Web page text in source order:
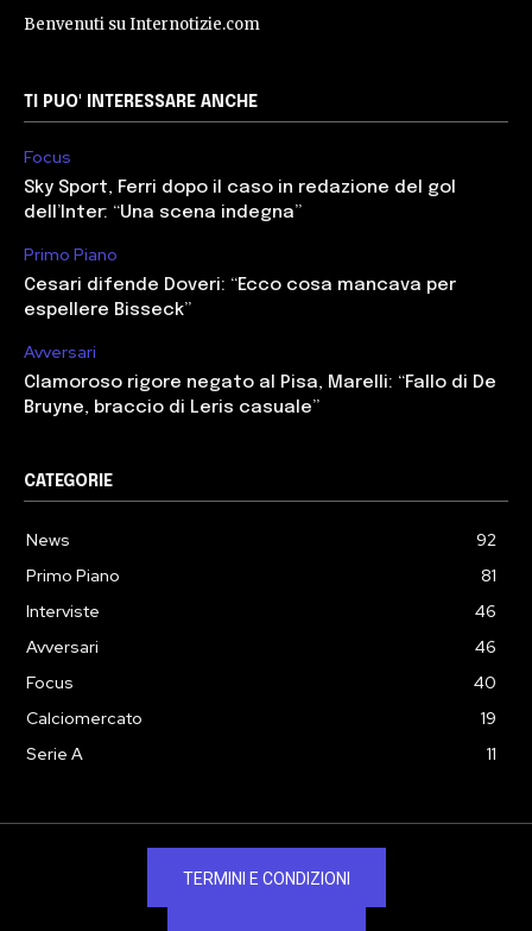
Benvenuti su Internotizie.com
TI PUO' INTERESSARE ANCHE
Focus
Sky Sport, Ferri dopo il caso in redazione del gol
dell’Inter: “Una scena indegna”
Primo Piano
Cesari difende Doveri: “Ecco cosa mancava per
espellere Bisseck”
Avversari
Clamoroso rigore negato al Pisa, Marelli: “Fallo di De
Bruyne, braccio di Leris casuale”
CATEGORIE
News
92
Primo Piano
81
Interviste
46
Avversari
46
Focus
40
Calciomercato
19
Serie A
11
TERMINI E CONDIZIONI